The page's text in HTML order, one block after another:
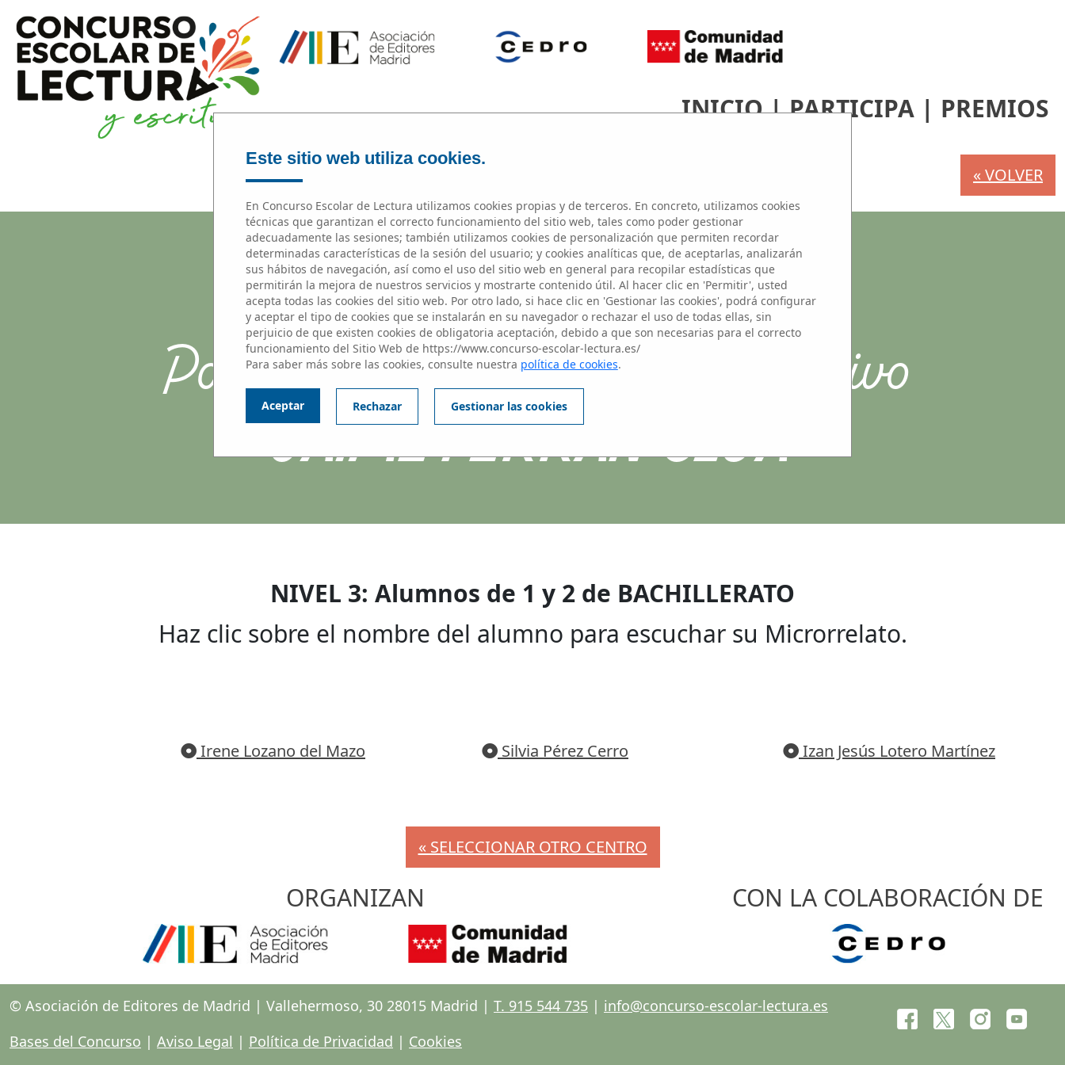
INICIO|PARTICIPA | PREMIOS
« VOLVER
Microrrelatos
Participantes del centros educativo
JAIME FERRAN CLUA
NIVEL 3: Alumnos de 1 y 2 de BACHILLERATO
Haz clic sobre el nombre del alumno para escuchar su Microrrelato.
Irene Lozano del Mazo Silvia Pérez Cerro Izan Jesús Lotero Martínez
« SELECCIONAR OTRO CENTRO
ORGANIZAN CON LA COLABORACIÓN DE
© Asociación de Editores de Madrid | Vallehermoso, 30 28015 Madrid | T. 915 544 735 | info@concurso-escolar-lectura.es
Bases del Concurso | Aviso Legal | Política de Privacidad | Cookies
Este sitio web utiliza cookies.
En Concurso Escolar de Lectura utilizamos cookies propias y de terceros. En concreto, utilizamos cookies
técnicas que garantizan el correcto funcionamiento del sitio web, tales como poder gestionar
adecuadamente las sesiones; también utilizamos cookies de personalización que permiten recordar
determinadas características de la sesión del usuario; y cookies analíticas que, de aceptarlas, analizarán
sus hábitos de navegación, así como el uso del sitio web en general para recopilar estadísticas que
permitirán la mejora de nuestros servicios y mostrarte contenido útil. Al hacer clic en 'Permitir', usted
acepta todas las cookies del sitio web. Por otro lado, si hace clic en 'Gestionar las cookies', podrá configurar
y aceptar el tipo de cookies que se instalarán en su navegador o rechazar el uso de todas ellas, sin
perjuicio de que existen cookies de obligatoria aceptación, debido a que son necesarias para el correcto
funcionamiento del Sitio Web de https://www.concurso-escolar-lectura.es/
Para saber más sobre las cookies, consulte nuestra política de cookies.
Aceptar Rechazar Gestionar las cookies